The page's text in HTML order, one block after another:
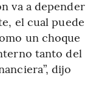
va a depender
el cual puede
un choque
tanto del
dijo